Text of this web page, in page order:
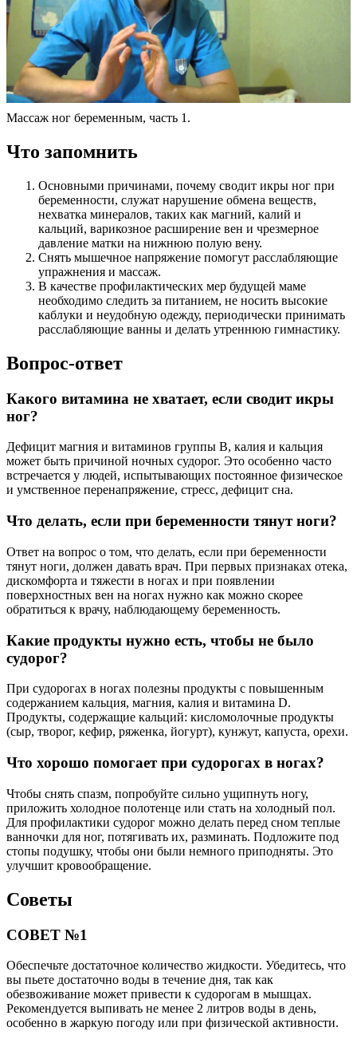
Массаж ног беременным, часть 1.
Что запомнить
Основными причинами, почему сводит икры ног при
беременности, служат нарушение обмена веществ,
нехватка минералов, таких как магний, калий и
кальций, варикозное расширение вен и чрезмерное
давление матки на нижнюю полую вену.
Снять мышечное напряжение помогут расслабляющие
упражнения и массаж.
В качестве профилактических мер будущей маме
необходимо следить за питанием, не носить высокие
каблуки и неудобную одежду, периодически принимать
расслабляющие ванны и делать утреннюю гимнастику.
Вопрос-ответ
Какого витамина не хватает, если сводит икры
ног?
Дефицит магния и витаминов группы В, калия и кальция
может быть причиной ночных судорог. Это особенно часто
встречается у людей, испытывающих постоянное физическое
и умственное перенапряжение, стресс, дефицит сна.
Что делать, если при беременности тянут ноги?
Ответ на вопрос о том, что делать, если при беременности
тянут ноги, должен давать врач. При первых признаках отека,
дискомфорта и тяжести в ногах и при появлении
поверхностных вен на ногах нужно как можно скорее
обратиться к врачу, наблюдающему беременность.
Какие продукты нужно есть, чтобы не было
судорог?
При судорогах в ногах полезны продукты с повышенным
содержанием кальция, магния, калия и витамина D.
Продукты, содержащие кальций: кисломолочные продукты
(сыр, творог, кефир, ряженка, йогурт), кунжут, капуста, орехи.
Что хорошо помогает при судорогах в ногах?
Чтобы снять спазм, попробуйте сильно ущипнуть ногу,
приложить холодное полотенце или стать на холодный пол.
Для профилактики судорог можно делать перед сном теплые
ванночки для ног, потягивать их, разминать. Подложите под
стопы подушку, чтобы они были немного приподняты. Это
улучшит кровообращение.
Советы
СОВЕТ №1
Обеспечьте достаточное количество жидкости. Убедитесь, что
вы пьете достаточно воды в течение дня, так как
обезвоживание может привести к судорогам в мышцах.
Рекомендуется выпивать не менее 2 литров воды в день,
особенно в жаркую погоду или при физической активности.